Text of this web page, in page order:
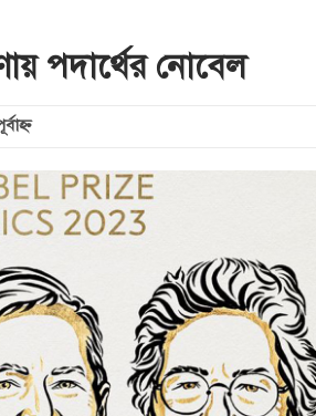
পদার্থের নোবেল